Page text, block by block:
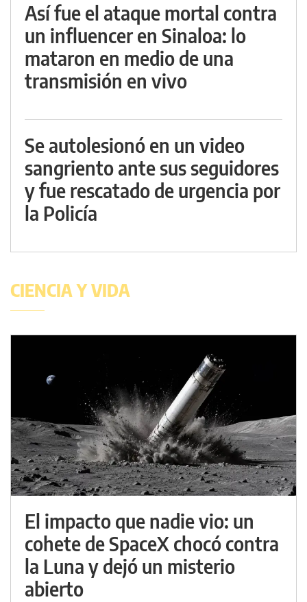
Así fue el ataque mortal contra
un influencer en Sinaloa: lo
mataron en medio de una
transmisión en vivo
Se autolesionó en un video
sangriento ante sus seguidores
y fue rescatado de urgencia por
la Policía
CIENCIA Y VIDA
El impacto que nadie vio: un
cohete de SpaceX chocó contra
la Luna y dejó un misterio
abierto